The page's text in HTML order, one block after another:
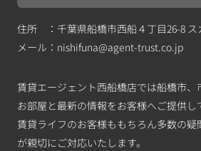
住所 ：千葉県船橋市西船４丁目26-8
メール： nishifuna@agent-trust.co.jp
賃貸エージェント西船橋店では船橋市
お部屋と最新の情報をお客様へご提供し
賃貸ライフのお客様ももちろん多数の疑
が親切にご対応いたします。